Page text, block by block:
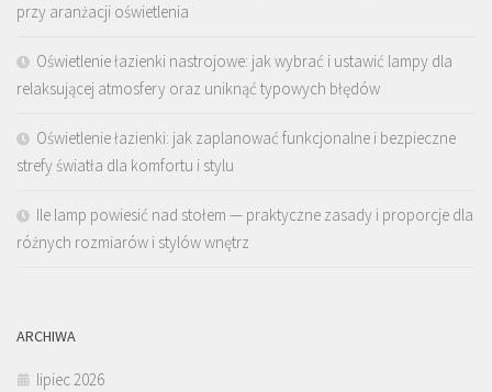
przy aranżacji oświetlenia
Oświetlenie łazienki nastrojowe: jak wybrać i ustawić lampy dla
relaksującej atmosfery oraz uniknąć typowych błędów
Oświetlenie łazienki: jak zaplanować funkcjonalne i bezpieczne
strefy światła dla komfortu i stylu
Ile lamp powiesić nad stołem — praktyczne zasady i proporcje dla
różnych rozmiarów i stylów wnętrz
ARCHIWA
lipiec 2026